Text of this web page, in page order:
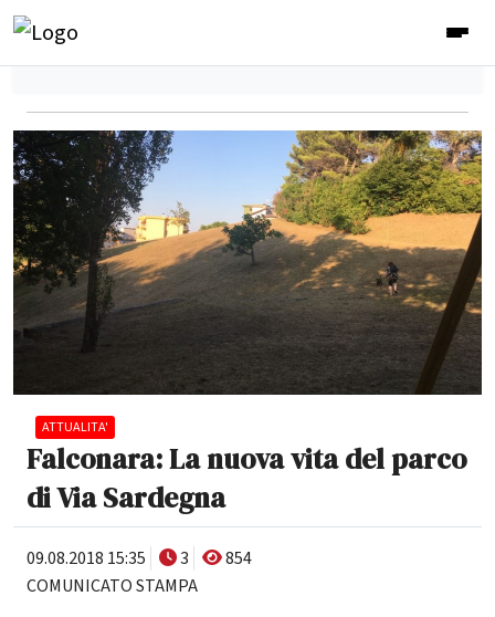
ATTUALITA'
Falconara: La nuova vita del parco
di Via Sardegna
09.08.2018 15:35 3
854
COMUNICATO STAMPA